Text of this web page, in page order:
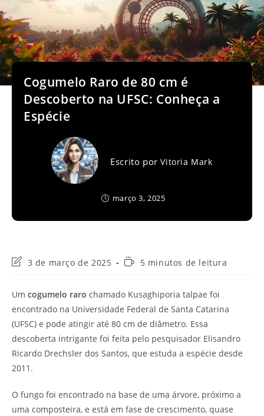
Cogumelo Raro de 80 cm é
Descoberto na UFSC: Conheça a
Espécie
Escrito porVitoria Mark
março 3, 2025
Última
post:
3 de março de 2025
Tempo5 minutos de leitura
Um cogumelo raro chamado Kusaghiporia talpae foi
encontrado na Universidade Federal de Santa Catarina
(UFSC) e pode atingir até 80 cm de diâmetro. Essa
descoberta intrigante foi feita pelo pesquisador Elisandro
Ricardo Drechsler dos Santos, que estuda a espécie desde
2011.
O fungo foi encontrado na base de uma árvore, próximo a
uma composteira, e está em fase de crescimento, quase